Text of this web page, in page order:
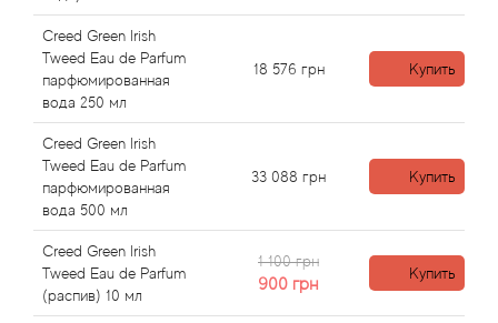
Creed Green Irish
Tweed Eau de Parfum
парфюмированная
вода 250 мл
18 576 грн Купить
Creed Green Irish
Tweed Eau de Parfum
парфюмированная
вода 500 мл
33 088 грн Купить
Creed Green Irish
Tweed Eau de Parfum
(распив) 10 мл
1 100 грн
900 грн
Купить
Anima Mundi
Anna Sui
Annayake
Anne Fontaine
Annick Goutal